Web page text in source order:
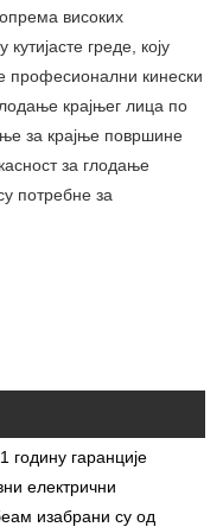
високих
греде, коју
професионални кинески
крајњег лица по
за крајње површине
за глодање
потребне за
гаранције
електрични
изабрани су од